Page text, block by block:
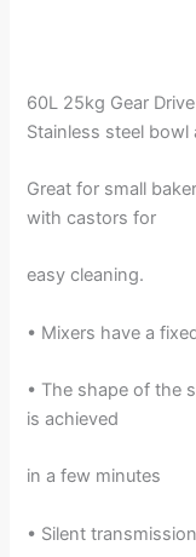
60L 25kg Gear
Stainless steel bowl
Great for small
with castors for
easy cleaning.
• Mixers have a
• The shape of the
is achieved
in a few minutes
• Silent